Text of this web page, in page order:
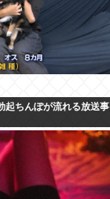
起ちんぽが流れる放送事